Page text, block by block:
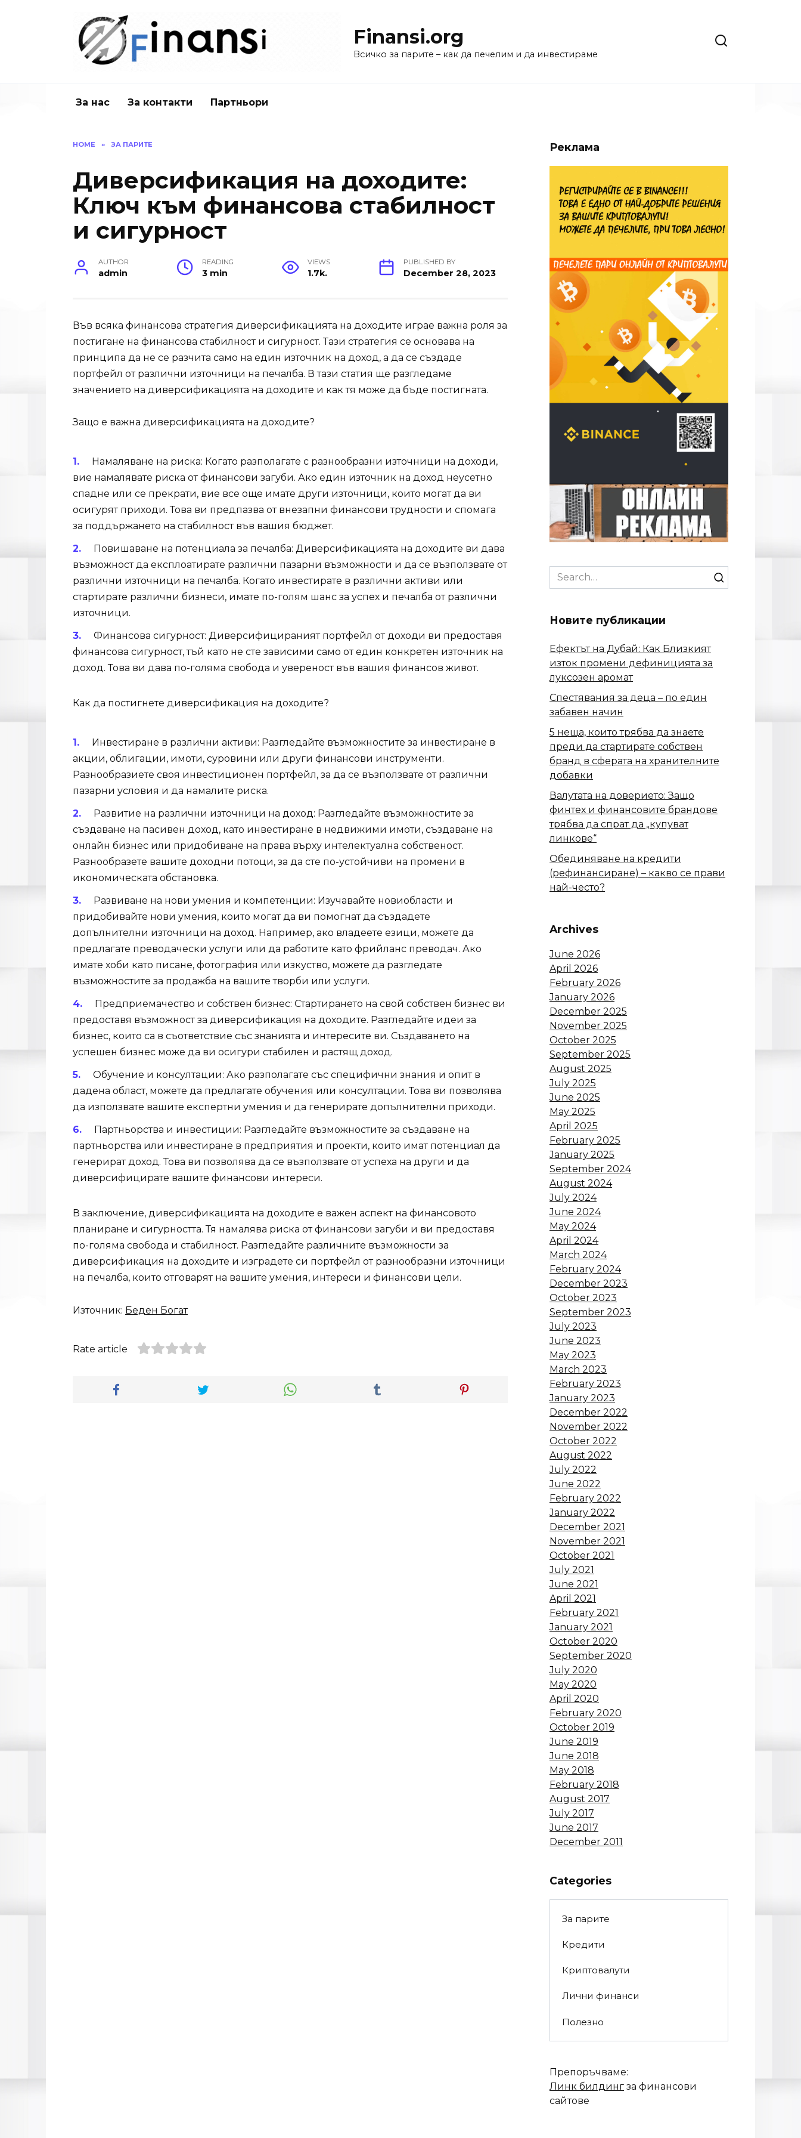
Finansi.org
Всичко за парите – как да печелим и да инвестираме
За нас За контакти Партньори
HOME » ЗА ПАРИТЕ
Диверсификация на доходите:
Ключ към финансова стабилност
и сигурност
AUTHOR
admin
READING
3 min
VIEWS
1.7k.
PUBLISHED BY
December 28, 2023
Във всяка финансова стратегия диверсификацията на доходите играе важна роля за
постигане на финансова стабилност и сигурност. Тази стратегия се основава на
принципа да не се разчита само на един източник на доход, а да се създаде
портфейл от различни източници на печалба. В тази статия ще разгледаме
значението на диверсификацията на доходите и как тя може да бъде постигната.
Защо е важна диверсификацията на доходите?
Намаляване на риска: Когато разполагате с разнообразни източници на доходи,
вие намалявате риска от финансови загуби. Ако един източник на доход неусетно
спадне или се прекрати, вие все още имате други източници, които могат да ви
осигурят приходи. Това ви предпазва от внезапни финансови трудности и спомага
за поддържането на стабилност във вашия бюджет.
Повишаване на потенциала за печалба: Диверсификацията на доходите ви дава
възможност да експлоатирате различни пазарни възможности и да се възползвате от
различни източници на печалба. Когато инвестирате в различни активи или
стартирате различни бизнеси, имате по-голям шанс за успех и печалба от различни
източници.
Финансова сигурност: Диверсифицираният портфейл от доходи ви предоставя
финансова сигурност, тъй като не сте зависими само от един конкретен източник на
доход. Това ви дава по-голяма свобода и увереност във вашия финансов живот.
Как да постигнете диверсификация на доходите?
Инвестиране в различни активи: Разгледайте възможностите за инвестиране в
акции, облигации, имоти, суровини или други финансови инструменти.
Разнообразиете своя инвестиционен портфейл, за да се възползвате от различни
пазарни условия и да намалите риска.
Развитие на различни източници на доход: Разгледайте възможностите за
създаване на пасивен доход, като инвестиране в недвижими имоти, създаване на
онлайн бизнес или придобиване на права върху интелектуална собственост.
Разнообразете вашите доходни потоци, за да сте по-устойчиви на промени в
икономическата обстановка.
Развиване на нови умения и компетенции: Изучавайте новиобласти и
придобивайте нови умения, които могат да ви помогнат да създадете
допълнителни източници на доход. Например, ако владеете езици, можете да
предлагате преводачески услуги или да работите като фрийланс преводач. Ако
имате хоби като писане, фотография или изкуство, можете да разгледате
възможностите за продажба на вашите творби или услуги.
Предприемачество и собствен бизнес: Стартирането на свой собствен бизнес ви
предоставя възможност за диверсификация на доходите. Разгледайте идеи за
бизнес, които са в съответствие със знанията и интересите ви. Създаването на
успешен бизнес може да ви осигури стабилен и растящ доход.
Обучение и консултации: Ако разполагате със специфични знания и опит в
дадена област, можете да предлагате обучения или консултации. Това ви позволява
да използвате вашите експертни умения и да генерирате допълнителни приходи.
Партньорства и инвестиции: Разгледайте възможностите за създаване на
партньорства или инвестиране в предприятия и проекти, които имат потенциал да
генерират доход. Това ви позволява да се възползвате от успеха на други и да
диверсифицирате вашите финансови интереси.
В заключение, диверсификацията на доходите е важен аспект на финансовото
планиране и сигурността. Тя намалява риска от финансови загуби и ви предоставя
по-голяма свобода и стабилност. Разгледайте различните възможности за
диверсификация на доходите и изградете си портфейл от разнообразни източници
на печалба, които отговарят на вашите умения, интереси и финансови цели.
Източник: Беден Богат
Rate article
Реклама
Search
for:
Новите публикации
Ефектът на Дубай: Как Близкият
изток промени дефиницията за
луксозен аромат
Спестявания за деца – по един
забавен начин
5 неща, които трябва да знаете
преди да стартирате собствен
бранд в сферата на хранителните
добавки
Валутата на доверието: Защо
финтех и финансовите брандове
трябва да спрат да „купуват
линкове“
Обединяване на кредити
(рефинансиране) – какво се прави
най-често?
Archives
June 2026
April 2026
February 2026
January 2026
December 2025
November 2025
October 2025
September 2025
August 2025
July 2025
June 2025
May 2025
April 2025
February 2025
January 2025
September 2024
August 2024
July 2024
June 2024
May 2024
April 2024
March 2024
February 2024
December 2023
October 2023
September 2023
July 2023
June 2023
May 2023
March 2023
February 2023
January 2023
December 2022
November 2022
October 2022
August 2022
July 2022
June 2022
February 2022
January 2022
December 2021
November 2021
October 2021
July 2021
June 2021
April 2021
February 2021
January 2021
October 2020
September 2020
July 2020
May 2020
April 2020
February 2020
October 2019
June 2019
June 2018
May 2018
February 2018
August 2017
July 2017
June 2017
December 2011
Categories
За парите
Кредити
Криптовалути
Лични финанси
Полезно
Препоръчваме:
Линк билдинг за финансови
сайтове